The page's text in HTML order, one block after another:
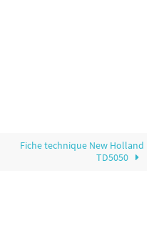
Fiche technique New Holland
TD5050